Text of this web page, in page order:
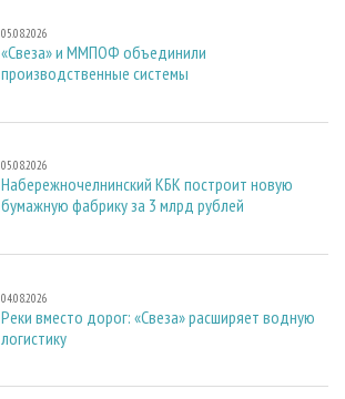
05.08.2026
«Свеза» и ММПОФ объединили
производственные системы
05.08.2026
Набережночелнинский КБК построит новую
бумажную фабрику за 3 млрд рублей
04.08.2026
Реки вместо дорог: «Свеза» расширяет водную
логистику